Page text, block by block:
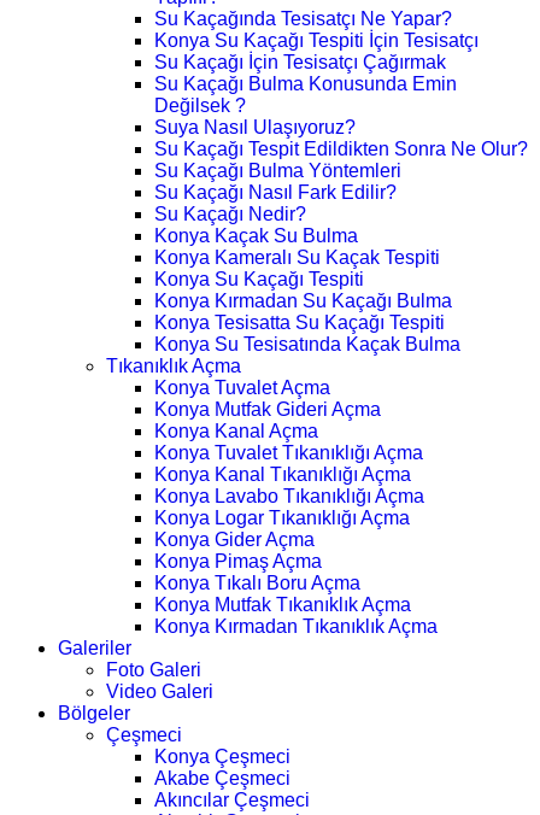
Su Kaçağında Tesisatçı Ne Yapar?
Konya Su Kaçağı Tespiti İçin Tesisatçı
Su Kaçağı İçin Tesisatçı Çağırmak
Su Kaçağı Bulma Konusunda Emin
Değilsek ?
Suya Nasıl Ulaşıyoruz?
Su Kaçağı Tespit Edildikten Sonra Ne Olur?
Su Kaçağı Bulma Yöntemleri
Su Kaçağı Nasıl Fark Edilir?
Su Kaçağı Nedir?
Konya Kaçak Su Bulma
Konya Kameralı Su Kaçak Tespiti
Konya Su Kaçağı Tespiti
Konya Kırmadan Su Kaçağı Bulma
Konya Tesisatta Su Kaçağı Tespiti
Konya Su Tesisatında Kaçak Bulma
Tıkanıklık Açma
Konya Tuvalet Açma
Konya Mutfak Gideri Açma
Konya Kanal Açma
Konya Tuvalet Tıkanıklığı Açma
Konya Kanal Tıkanıklığı Açma
Konya Lavabo Tıkanıklığı Açma
Konya Logar Tıkanıklığı Açma
Konya Gider Açma
Konya Pimaş Açma
Konya Tıkalı Boru Açma
Konya Mutfak Tıkanıklık Açma
Konya Kırmadan Tıkanıklık Açma
Galeriler
Foto Galeri
Video Galeri
Bölgeler
Çeşmeci
Konya Çeşmeci
Akabe Çeşmeci
Akıncılar Çeşmeci